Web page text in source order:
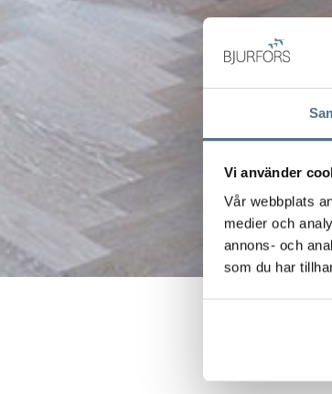
Vi använder
Vår webbplats
medier och
annons- och
som du har